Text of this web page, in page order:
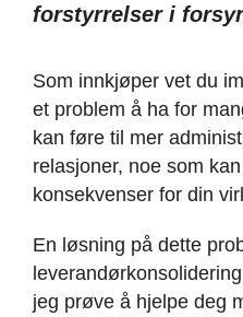
forstyrrelser i
Som innkjøper vet du
et problem å ha for
kan føre til mer
relasjoner, noe som
konsekvenser for din
En løsning på dette
jeg prøve å hjelpe deg